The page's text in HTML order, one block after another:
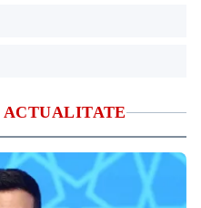
ACTUALITATE